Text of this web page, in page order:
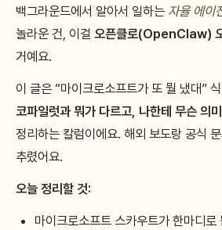
백그라운드에서 알아서 일하는 자율 에이
놀라운 건, 이걸 오픈클로(OpenClaw)
거예요.
이 글은 “마이크로소프트가 또 뭘 냈대”
코파일럿과 뭐가 다르고, 나한테 무슨 의미
정리하는 칼럼이에요. 해외 보도랑 공식
추렸어요.
오늘 정리할 것:
마이크로소프트 스카우트가 한마디로